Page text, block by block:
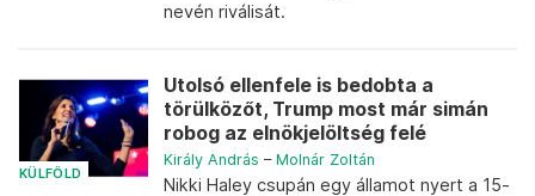
nevén riválisát.
KÜLFÖLD
Utolsó ellenfele is bedobta a
törülközőt, Trump most már simán
robog az elnökjelöltség felé
Király András – Molnár Zoltán
Nikki Haley csupán egy államot nyert a 15-